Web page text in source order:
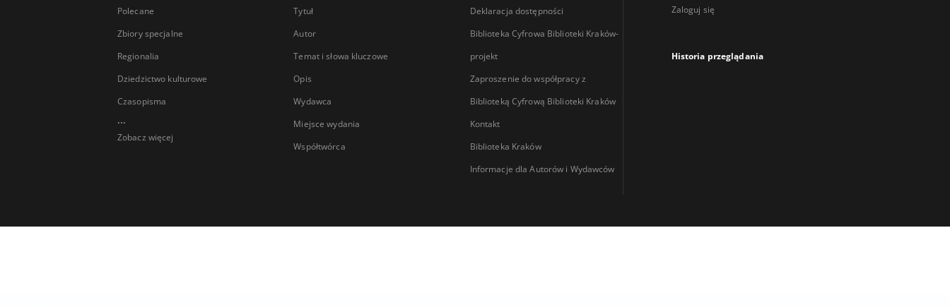
Polecane
Zbiory specjalne
Regionalia
Dziedzictwo kulturowe
Czasopisma
...
Zobacz więcej
Tytuł
Autor
Temat i słowa kluczowe
Opis
Wydawca
Miejsce wydania
Współtwórca
Deklaracja dostępności
Biblioteka Cyfrowa Biblioteki Kraków-
projekt
Zaproszenie do współpracy z
Biblioteką Cyfrową Biblioteki Kraków
Kontakt
Biblioteka Kraków
Informacje dla Autorów i Wydawców
Zaloguj się
Historia przeglądania